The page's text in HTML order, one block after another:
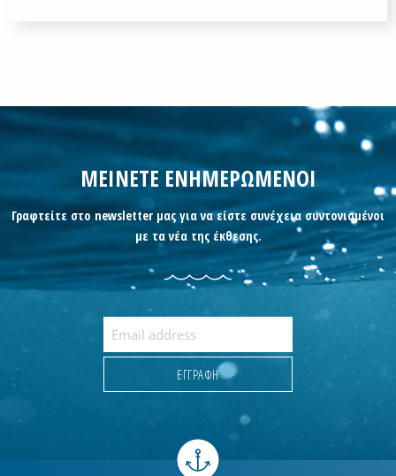
ΜΕΙΝΕΤΕ ΕΝΗΜΕΡΩΜΕΝΟΙ
Γραφτείτε στο newsletter μας για να είστε συνέχεια συντονισμένοι
με τα νέα της έκθεσης.